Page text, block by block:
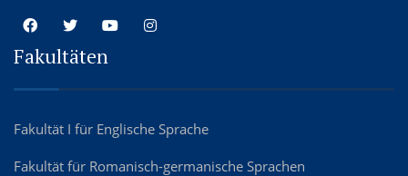
Fakultäten
Fakultät I für Englische Sprache
Fakultät für Romanisch-germanische Sprachen